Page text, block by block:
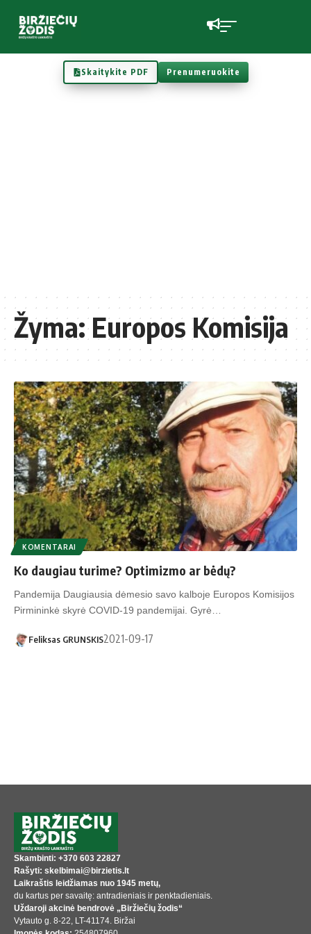
Skaitykite PDF Prenumeruokite
Žyma:Europos Komisija
KOMENTARAI
Ko daugiau turime? Optimizmo ar bėdų?
Pandemija Daugiausia dėmesio savo kalboje Europos Komisijos
Pirmininkė skyrė COVID-19 pandemijai. Gyrė…
Feliksas GRUNSKIS2021-09-17
Skambinti: +370 603 22827
Rašyti: skelbimai@birzietis.lt
Laikraštis leidžiamas nuo 1945 metų,
du kartus per savaitę: antradieniais ir penktadieniais.
Uždaroji akcinė bendrovė „Biržiečių žodis“
Vytauto g. 8-22, LT-41174. Biržai